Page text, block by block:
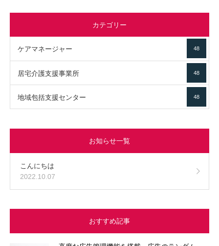
カテゴリー
ケアマネージャー 48
居宅介護支援事業所 48
地域包括支援センター 48
お知らせ一覧
こんにちは
2022.10.07
おすすめ記事